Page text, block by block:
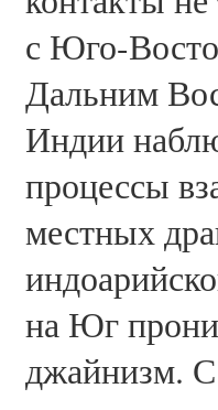
с Юго-
Дальним
Индии
процессы
местных
на Юг
джайнизм.